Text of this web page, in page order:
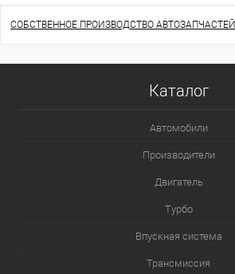
СОБСТВЕННОЕ ПРОИЗВОДСТВО АВТОЗАПЧАСТЕЙ
Каталог
Автомобили
Производители
Двигатель
Турбо
Впускная система
Трансмиссия